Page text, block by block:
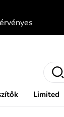
érvényes
Limited